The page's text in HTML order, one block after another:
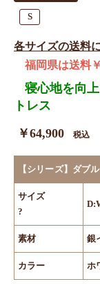
S
各サイズの送料
福岡県は送料
寝心地を向
トレス
￥64,900
税込
【シリーズ】ダブ
サイズ
?
素材 銀
カラー ホ